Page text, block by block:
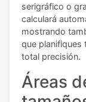
serigráfico o
calculará
mostrando
que planifiques
total precisión.
Áreas